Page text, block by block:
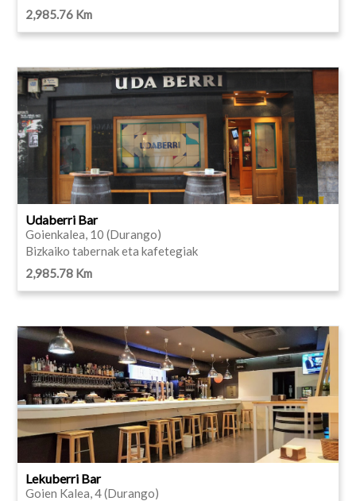
2,985.76 Km
Udaberri Bar
Goienkalea, 10 (Durango)
Bizkaiko tabernak eta kafetegiak
2,985.78 Km
Lekuberri Bar
Goien Kalea, 4 (Durango)